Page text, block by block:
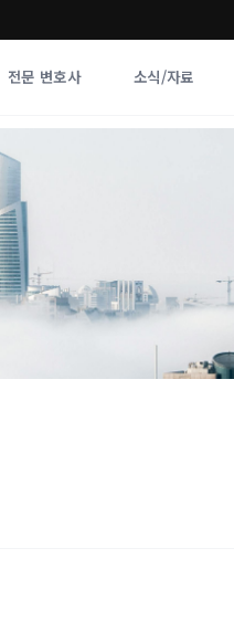
전문 변호사 소식/자료